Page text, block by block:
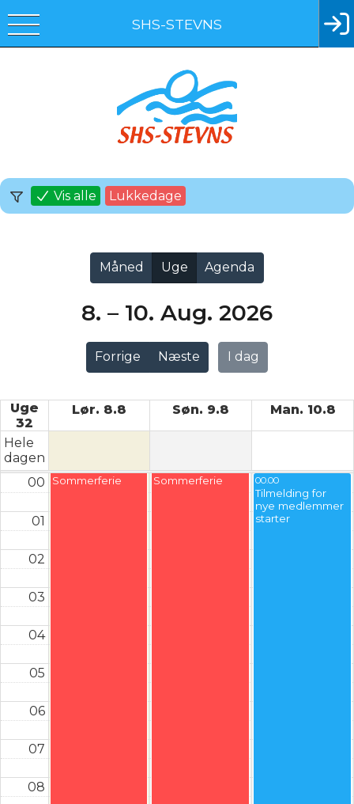
SHS-STEVNS
Vis alle Lukkedage
Forrige Næste I dag
8. – 10. Aug. 2026
Måned Uge Agenda
Uge
32
Lør. 8.8 Søn. 9.8 Man. 10.8
Hele
dagen
00
01
02
03
04
05
06
07
08
Sommerferie Sommerferie 00.00
Tilmelding for
nye medlemmer
starter